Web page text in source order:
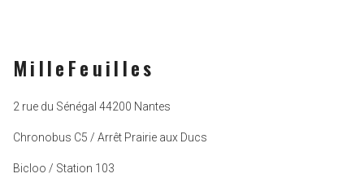
MilleFeuilles
2 rue du Sénégal 44200 Nantes
Chronobus C5 / Arrêt Prairie aux Ducs
Bicloo / Station 103